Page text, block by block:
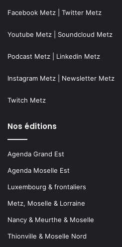
Facebook Metz Twitter Metz
Youtube Metz Soundcloud Metz
Podcast Metz Linkedin Metz
Instagram Metz Newsletter Metz
Twitch Metz
Nos éditions
Agenda Grand Est
Agenda Moselle Est
Luxembourg & frontaliers
Metz, Moselle & Lorraine
Nancy & Meurthe & Moselle
Thionville & Moselle Nord